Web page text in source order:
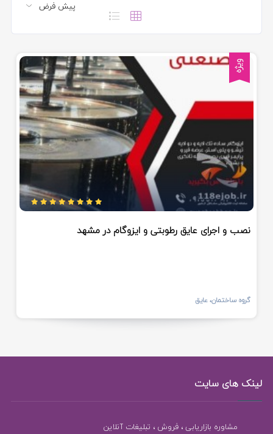
ویژه
نصب و اجرای عایق رطوبتی و ایزوگام در مشهد
گروه ساختمان، عایق
لینک های سایت
مشاوره بازاریابی ، فروش ، تبلیغات آنلاین